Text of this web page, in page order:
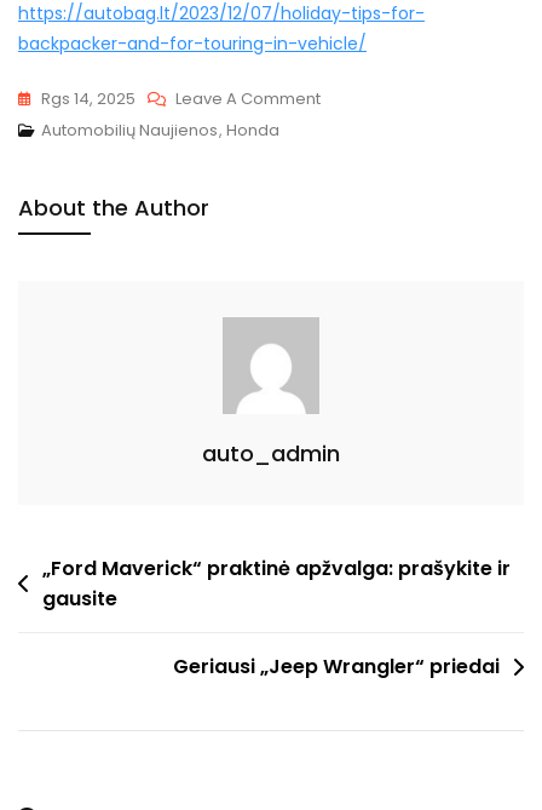
https://autobag.lt/2023/12/07/holiday-tips-for-
backpacker-and-for-touring-in-vehicle/
Rgs 14, 2025 Leave A CommentOn
Būdų.
Automobilių Naujienos, Honda
About the Author
auto_admin
Navigacija
tarp
„Ford Maverick“ praktinė apžvalga: prašykite ir
gausite
Geriausi „Jeep Wrangler“ priedai